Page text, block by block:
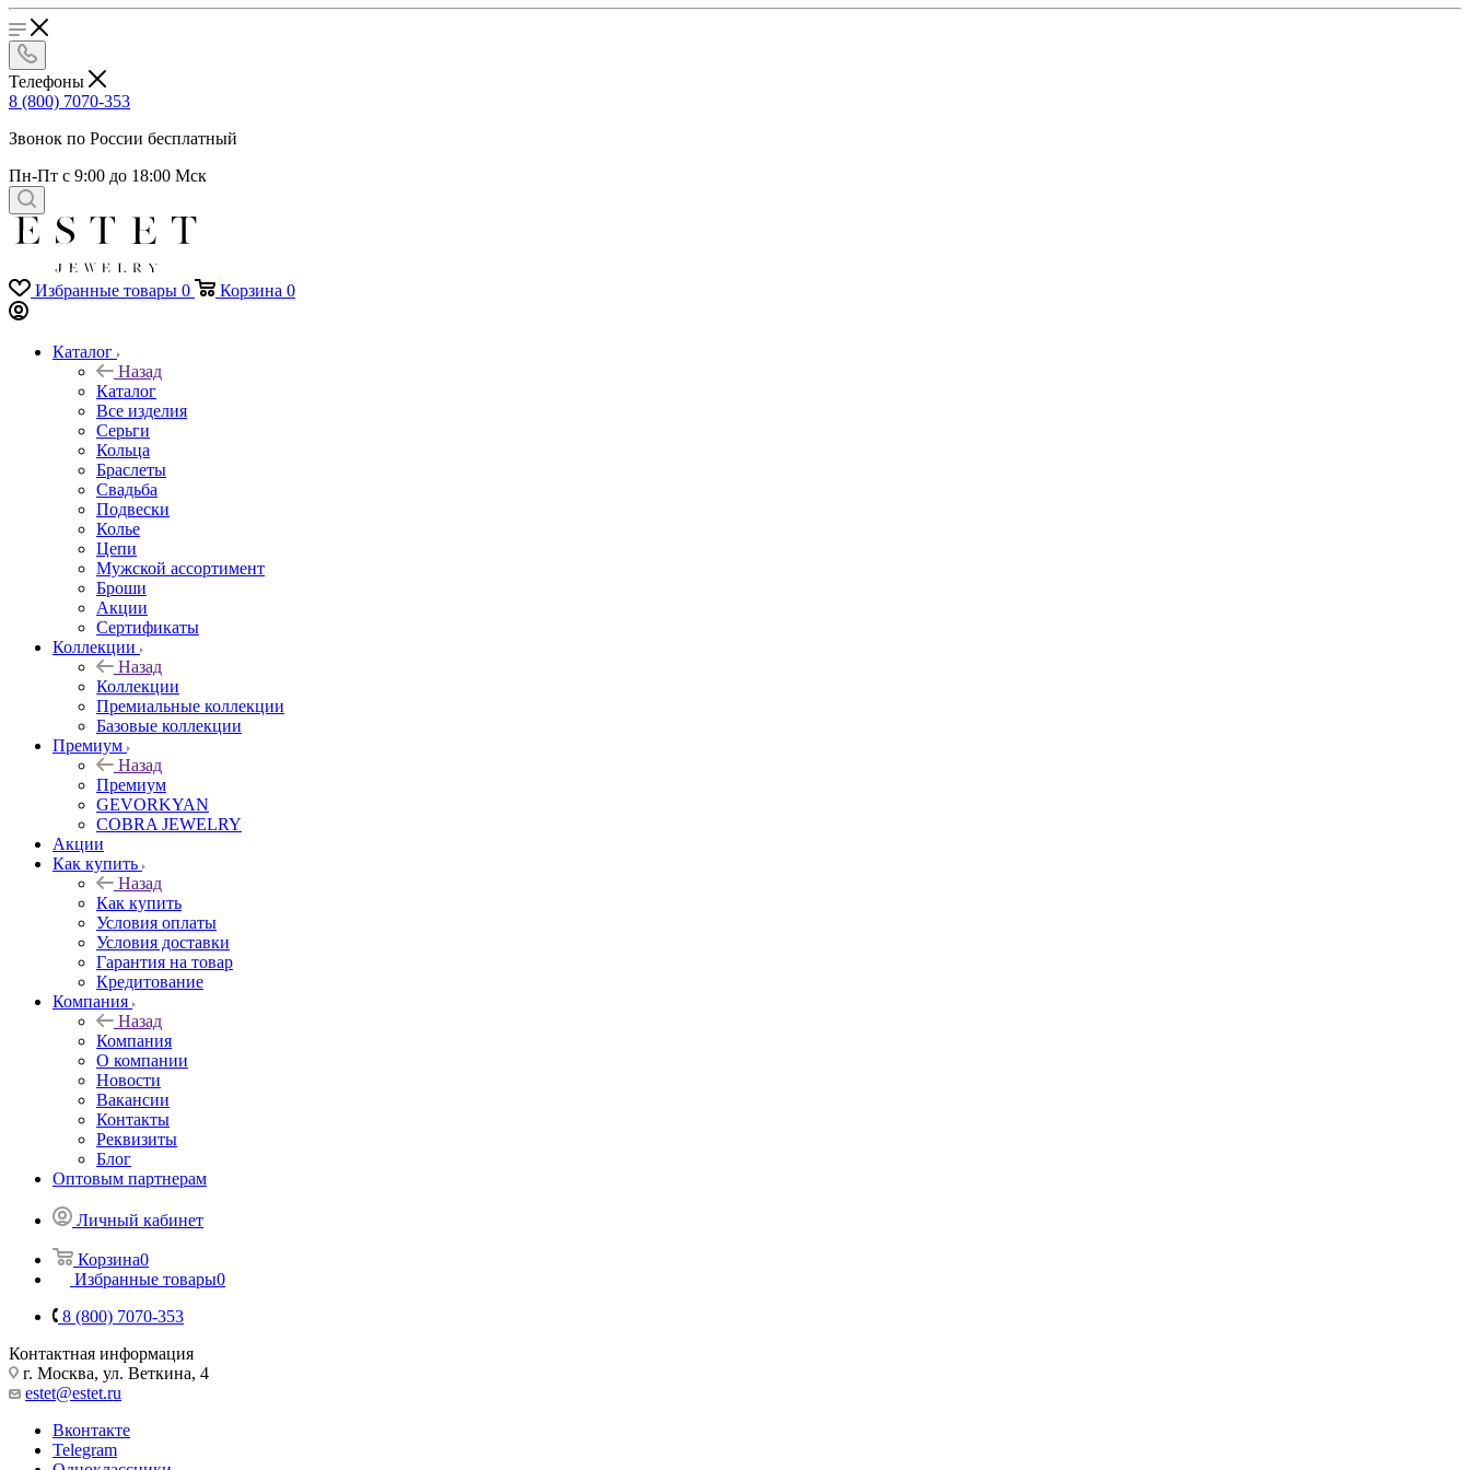
Телефоны
8 (800) 7070-353
Звонок по России бесплатный
Пн-Пт с 9:00 до 18:00 Мск
Избранные товары 0 Корзина 0
Каталог
Назад
Каталог
Все изделия
Серьги
Кольца
Браслеты
Свадьба
Подвески
Колье
Цепи
Мужской ассортимент
Броши
Акции
Сертификаты
Коллекции
Назад
Коллекции
Премиальные коллекции
Базовые коллекции
Премиум
Назад
Премиум
GEVORKYAN
COBRA JEWELRY
Акции
Как купить
Назад
Как купить
Условия оплаты
Условия доставки
Гарантия на товар
Кредитование
Компания
Назад
Компания
О компании
Новости
Вакансии
Контакты
Реквизиты
Блог
Оптовым партнерам
Личный кабинет
Корзина0
Избранные товары0
8 (800) 7070-353
Контактная информация
г. Москва, ул. Веткина, 4
estet@estet.ru
Вконтакте
Telegram